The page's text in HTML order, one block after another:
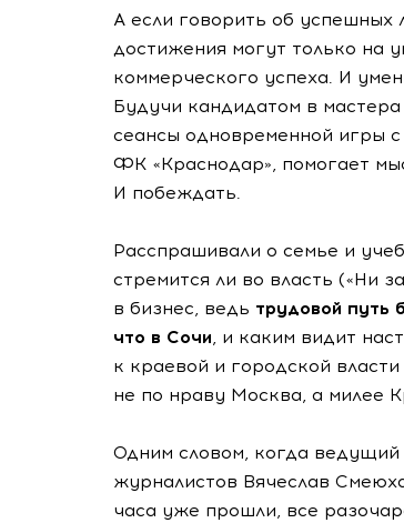
А если говорить об успешных
достижения могут только на
коммерческого успеха. И
Будучи кандидатом в
сеансы одновременной игры
ФК «Краснодар», помогает
И побеждать.
Расспрашивали о семье и
стремится ли во власть («Ни
в бизнес, ведь трудовой путь
что в Сочи, и каким видит
к краевой и городской
не по нраву Москва, а милее
Одним словом, когда
журналистов Вячеслав
часа уже прошли, все